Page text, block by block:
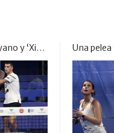
Ramiro Moyano y ‘Xisco’ Gil agitan Menorca nada más iniciarse el cuadro final